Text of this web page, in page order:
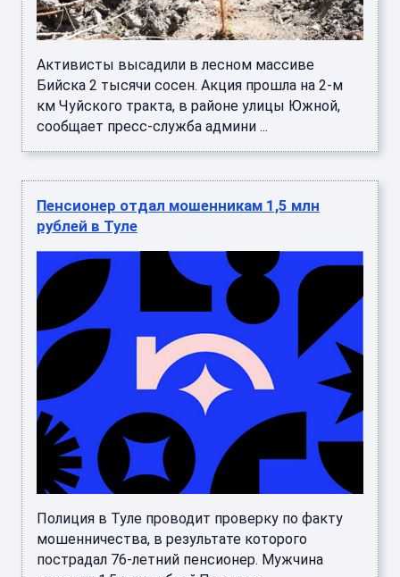
Активисты высадили в лесном массиве
Бийска 2 тысячи сосен. Акция прошла на 2-м
км Чуйского тракта, в районе улицы Южной,
сообщает пресс-служба админи ...
Пенсионер отдал мошенникам 1,5 млн
рублей в Туле
Полиция в Туле проводит проверку по факту
мошенничества, в результате которого
пострадал 76-летний пенсионер. Мужчина